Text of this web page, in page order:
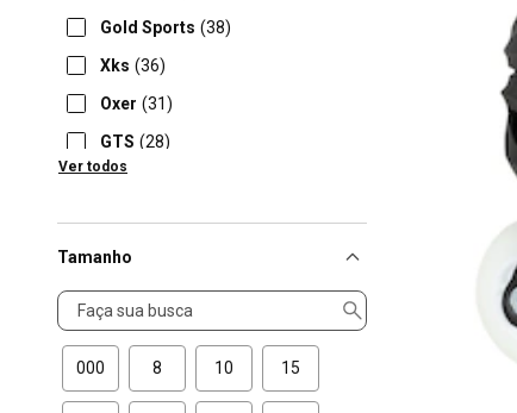
Gold Sports (38)
Xks (36)
Oxer (31)
GTS (28)
Verden Bikes
Ver todos
Tamanho
Tamanho
000 8 10 15